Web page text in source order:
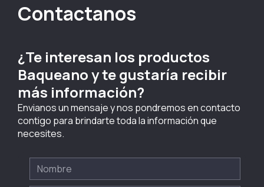
Contactanos
¿Te interesan los productos
Baqueano y te gustaría recibir
más información?
Envianos un mensaje y nos pondremos en contacto
contigo para brindarte toda la información que
necesites.